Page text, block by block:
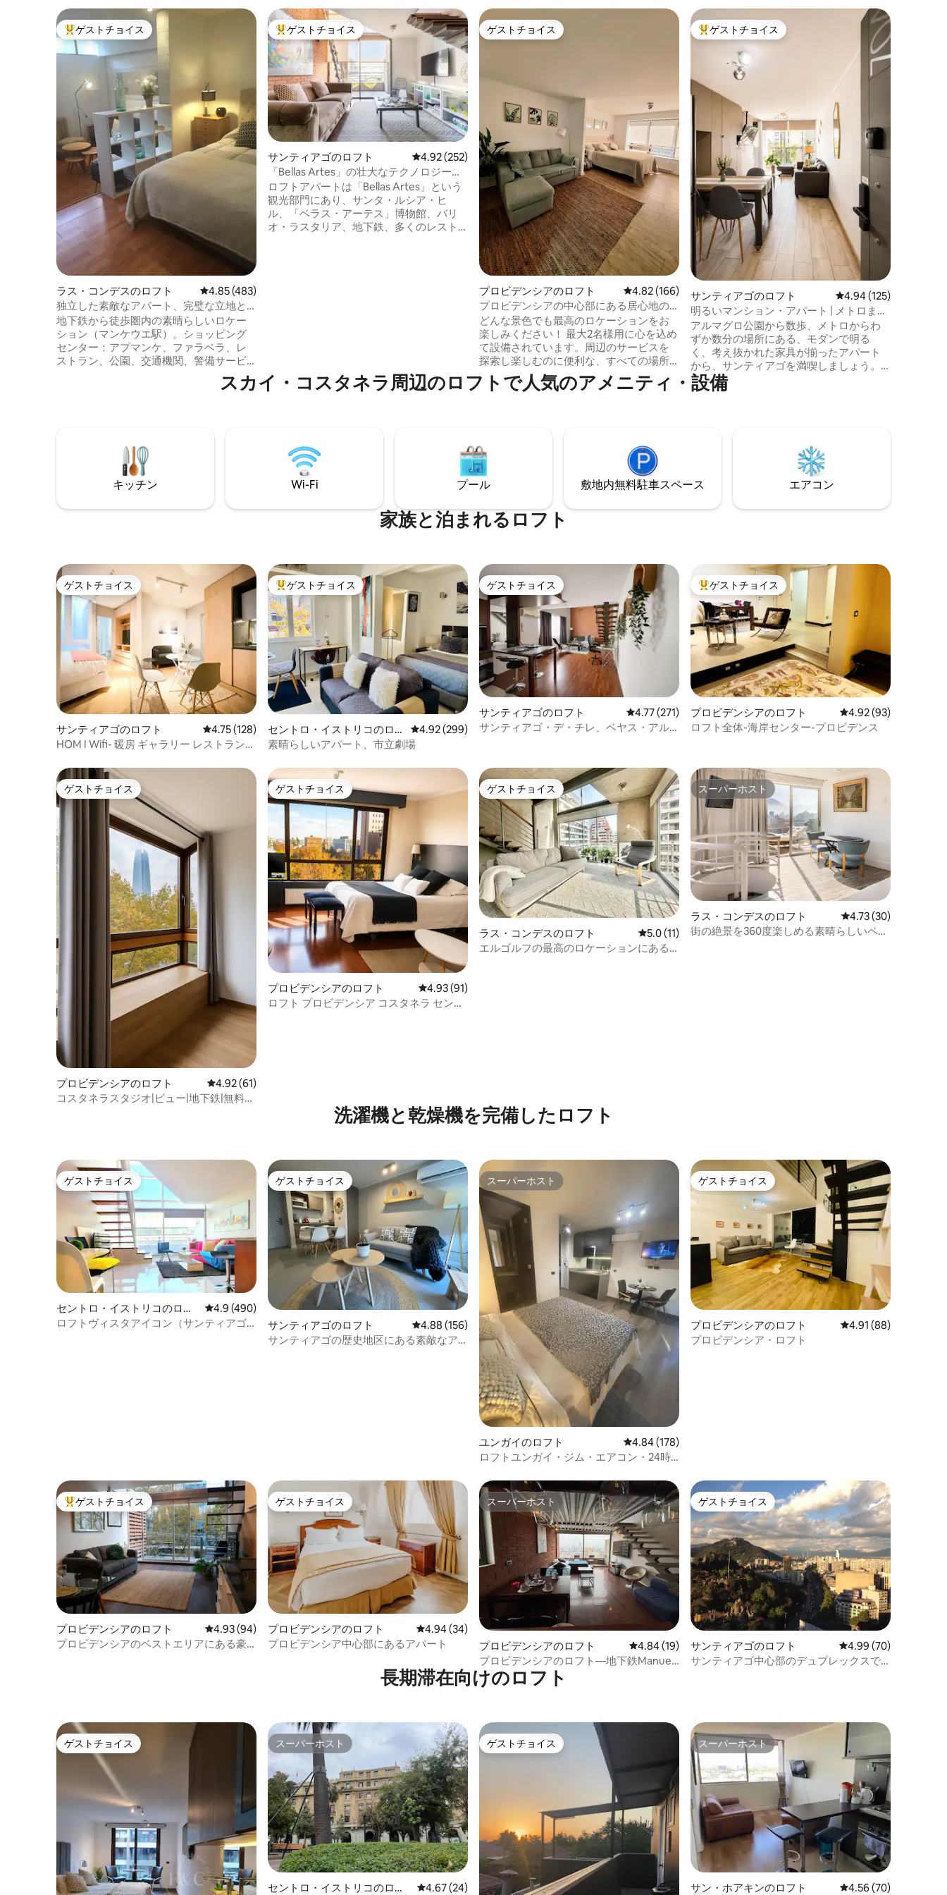
大好評のゲストチョイスです。
ゲストチョイス
ラス・コンデスのロフト レビュー483件、5つ星中4.85つ星の平均評価
4.85 (483)
独立した素敵なアパート、完璧な立地と
設備
地下鉄から徒歩圏内の素晴らしいロケー
ション（マンケウエ駅）。ショッピング
センター：アプマンケ、ファラベラ、レ
ストラン、公園、交通機関、警備サービ
ス、駐車場。 近くにはモール、アラウコ
公園、コスタネラセンター、アルトラス
いただきます。 リビングルーム、ミニバ
ー、紅茶、コーヒー、ヘアドライヤー、
ケトル、Wi-Fi、ケーブルテレビ、エアコ
ン、クローゼットなどが備わっていま
す。
大好評のゲストチョイスです。
ゲストチョイス
サンティアゴのロフト レビュー252件、5つ星中4.92つ星の平均評価
4.92 (252)
「Bellas Artes」の壮大なテクノロジーロ
フト
ロフトアパートは「Bellas Artes」という
観光部門にあり、サンタ・ルシア・ヒ
ル、「ベラス・アーテス」博物館、バリ
オ・ラスタリア、地下鉄、多くのレスト
ゲストチョイス
ゲストチョイス
プロビデンシアのロフト レビュー166件、5つ星中4.82つ星の平均評価
4.82 (166)
プロビデンシアの中心部にある居心地の
良い静かな場所
どんな景色でも最高のロケーションをお
楽しみください！ 最大2名様用に心を込め
て設備されています。周辺のサービスを
探索し楽しむのに便利な、すべての場所
に近い場所をご利用いただけることを願
っています。 含まれるもの：季節に応じ
ームチェアはソファベッドではありませ
ん。そこで寝ることは禁止されていま
す。
大好評のゲストチョイスです。
ゲストチョイス
サンティアゴのロフト レビュー125件、5つ
4.94 (125)
明るいマンション・アパート | メトロまで
2分 | ダウンタウン
アルマグロ公園から数歩、メトロからわ
ずか数分の場所にある、モダンで明る
く、考え抜かれた家具が揃ったアパート
から、サンティアゴを満喫しましょう。
快適で実用的、そして毎朝ポジティブな
エネルギーを持って一日を始められるよ
都会での休暇など、どのような目的でこ
こに滞在する場合でも、忙しい1日の終わ
りにリラックスできる静かな場所を見つ
けることができます。
スカイ・コスタネラ周辺のロ⁠フ⁠ト⁠で人⁠気⁠のア⁠メ⁠ニ⁠テ⁠ィ⁠・設⁠備
キッチン Wi-Fi プール 敷地内無料駐⁠車ス⁠ペ⁠ー⁠ス エアコン
家族と泊まれるロフト
ゲストチョイス
ゲストチョイス
サンティアゴのロフト レビュー128件、5つ星中4.75つ星の平均評価
4.75 (128)
HOM I Wifi- 暖房 ギャラリー レストラン
大好評のゲストチョイスです。
ゲストチョイス
セントロ・イストリコのロフ
ト
レビュー299件、5つ星中4.92つ星の平均評価
4.92 (299)
素晴らしいアパート、市立劇場
ゲストチョイス
ゲストチョイス
サンティアゴのロフト レビュー271件、5つ星中4.77つ星の平均評価
4.77 (271)
サンティアゴ・デ・チレ、ベヤス・アル
大好評のゲストチョイスです。
ゲストチョイス
プロビデンシアのロフト レビュー93件、5つ星
4.92 (93)
ロフト全体-海岸センター-プロビデンス
ゲストチョイス
ゲストチョイス
プロビデンシアのロフト レビュー61件、5つ星中4.92つ星の平均評価
4.92 (61)
コスタネラスタジオ|ビュー|地下鉄|無料駐
ゲストチョイス
ゲストチョイス
プロビデンシアのロフト レビュー91件、5つ星中4.93つ星の平均評価
4.93 (91)
ロフト プロビデンシア コスタネラ センタ
ゲストチョイス
ゲストチョイス
ラス・コンデスのロフト レビュー11件、5つ星中5.0つ星の平均評価
5.0 (11)
エルゴルフの最高のロケーションにある
スーパーホスト
スーパーホスト
ラス・コンデスのロフト レビュー30件、5つ
4.73 (30)
街の絶景を360度楽しめる素晴らしいペン
洗濯機と乾燥機を完備したロフト
ゲストチョイス
ゲストチョイス
セントロ・イストリコのロフ
ト
レビュー490件、5つ星中4.9つ星の平均評価
4.9 (490)
ロフトヴィスタアイコン（サンティアゴ
ゲストチョイス
ゲストチョイス
サンティアゴのロフト レビュー156件、5つ星中4.88つ星の平均評価
4.88 (156)
サンティアゴの歴史地区にある素敵なア
スーパーホスト
スーパーホスト
ユンガイのロフト レビュー178件、5つ星中4.84つ星の平均評価
4.84 (178)
ロフトユンガイ・ジム・エアコン・24時
ゲストチョイス
ゲストチョイス
プロビデンシアのロフト レビュー88件、5つ
4.91 (88)
プロビデンシア・ロフト
大好評のゲストチョイスです。
ゲストチョイス
プロビデンシアのロフト レビュー94件、5つ星中4.93つ星の平均評価
4.93 (94)
プロビデンシアのベストエリアにある豪
ゲストチョイス
ゲストチョイス
プロビデンシアのロフト レビュー34件、5つ星中4.94つ星の平均評価
4.94 (34)
プロビデンシア中心部にあるアパート
スーパーホスト
スーパーホスト
プロビデンシアのロフト レビュー19件、5つ星中4.84つ星の平均評価
4.84 (19)
プロビデンシアのロフト—地下鉄Manuel
Montt駅、4名様
ゲストチョイス
ゲストチョイス
サンティアゴのロフト レビュー70件、5つ星
4.99 (70)
サンティアゴ中心部のデュプレックスで
長期滞在向けのロフト
ゲストチョイス
ゲストチョイス スーパーホスト
スーパーホスト
セントロ・イストリコのロフ
レビュー24件、5つ星中4.67つ星の平均評価
4.67 (24)
ゲストチョイス
ゲストチョイス スーパーホスト
スーパーホスト
サン・ホアキンのロフト レビュー70件、5つ星
4.56 (70)